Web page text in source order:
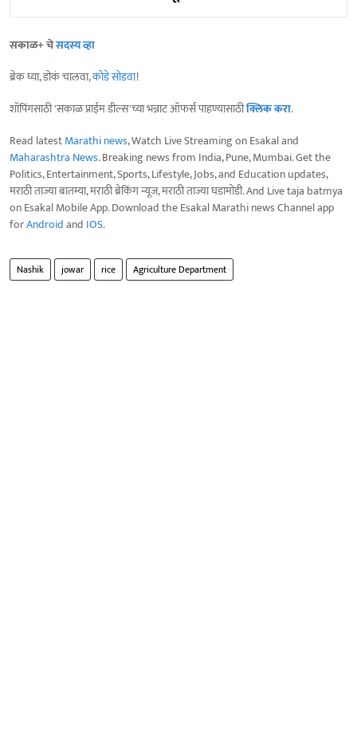
सकाळ+ चेसदस्य व्हा
ब्रेक घ्या, डोकं चालवा,कोडे सोडवा!
शॉपिंगसाठी 'सकाळ प्राईम डील्स'च्या भन्नाट ऑफर्स पाहण्यासाठीक्लिक करा.
Read latestMarathi news, Watch Live Streaming on Esakal and
Maharashtra News. Breaking news from India, Pune, Mumbai. Get the
Politics, Entertainment, Sports, Lifestyle, Jobs, and Education updates,
मराठी ताज्या बातम्या, मराठी ब्रेकिंग न्यूज, मराठी ताज्या घडामोडी. And Live taja batmya
on Esakal Mobile App. Download the Esakal Marathi news Channel app
forAndroidand IOS.
Nashik jowar rice Agriculture Department